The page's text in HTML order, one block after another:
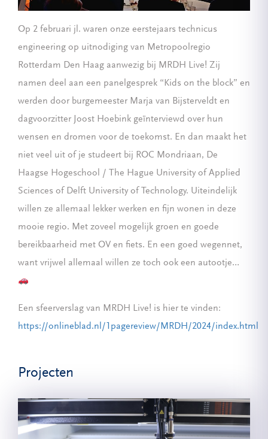
Op 2 februari jl. waren onze eerstejaars technicus
engineering op uitnodiging van Metropoolregio
Rotterdam Den Haag aanwezig bij MRDH Live! Zij
namen deel aan een panelgesprek “Kids on the block” en
werden door burgemeester Marja van Bijsterveldt en
dagvoorzitter Joost Hoebink geïnterviewd over hun
wensen en dromen voor de toekomst. En dan maakt het
niet veel uit of je studeert bij ROC Mondriaan, De
Haagse Hogeschool / The Hague University of Applied
Sciences of Delft University of Technology. Uiteindelijk
willen ze allemaal lekker werken en fijn wonen in deze
mooie regio. Met zoveel mogelijk groen en goede
bereikbaarheid met OV en fiets. En een goed wegennet,
want vrijwel allemaal willen ze toch ook een autootje…
Een sfeerverslag van MRDH Live! is hier te vinden:
https://onlineblad.nl/1pagereview/MRDH/2024/index.html
Projecten